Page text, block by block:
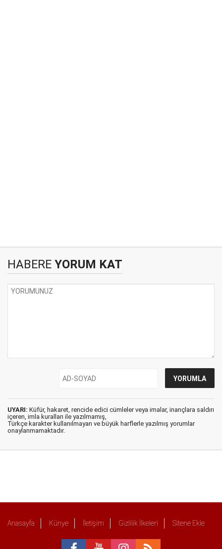
HABERE YORUM KAT
UYARI: Küfür, hakaret, rencide edici cümleler veya imalar, inançlara saldırı
içeren, imla kuralları ile yazılmamış,
Türkçe karakter kullanılmayan ve büyük harflerle yazılmış yorumlar
onaylanmamaktadır.
Anasayfa Künye İletişim Gizlilik İlkeleri Sitene Ekle